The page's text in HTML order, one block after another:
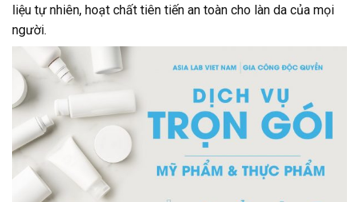
liệu tự nhiên, hoạt chất tiên tiến an toàn cho làn da của mọi
người.